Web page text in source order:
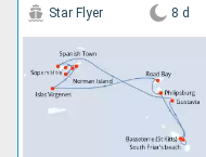
Star Flyer 8 d